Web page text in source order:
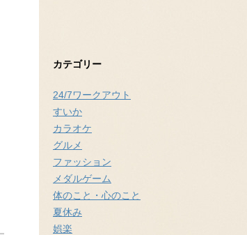
カテゴリー
24/7ワークアウト
すいか
カラオケ
グルメ
ファッション
メダルゲーム
体のこと・心のこと
夏休み
娯楽